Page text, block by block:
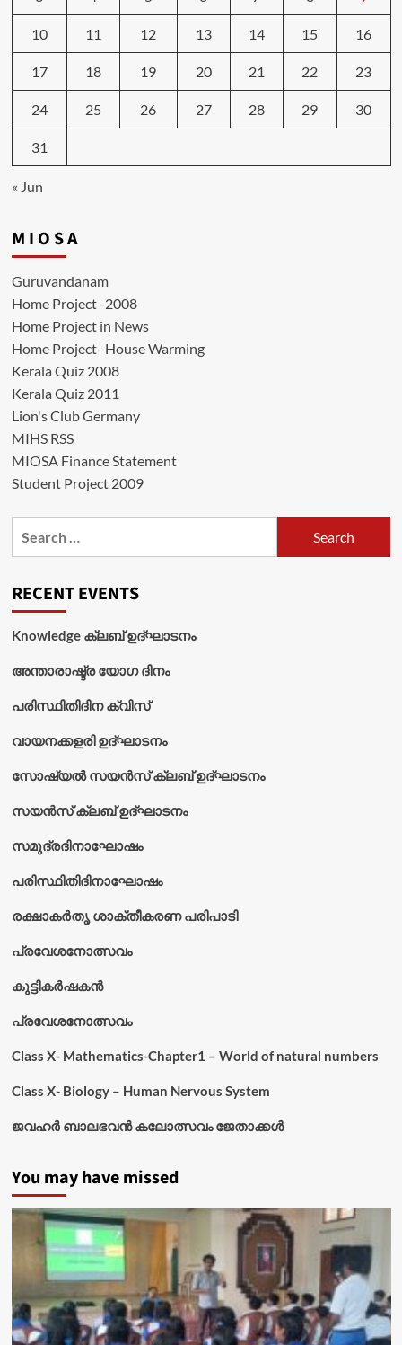
10 11 12 13 14 15 16
17 18 19 20 21 22 23
24 25 26 27 28 29 30
31
« Jun
M I O S A
Guruvandanam
Home Project -2008
Home Project in News
Home Project- House Warming
Kerala Quiz 2008
Kerala Quiz 2011
Lion's Club Germany
MIHS RSS
MIOSA Finance Statement
Student Project 2009
RECENT EVENTS
Knowledge ക്ലബ് ഉദ്‌ഘാടനം
അന്താരാഷ്ട്ര യോഗ ദിനം
പരിസ്ഥിതിദിന ക്വിസ്
വായനക്കളരി ഉദ്‌ഘാടനം
സോഷ്യൽ സയൻസ് ക്ലബ് ഉദ്‌ഘാടനം
സയൻസ് ക്ലബ് ഉദ്‌ഘാടനം
സമുദ്രദിനാഘോഷം
പരിസ്ഥിതിദിനാഘോഷം
രക്ഷാകർതൃ ശാക്തീകരണ പരിപാടി
പ്രവേശനോത്സവം
കുട്ടികര്‍ഷകന്‍
പ്രവേശനോത്സവം
Class X- Mathematics-Chapter1 – World of natural numbers
Class X- Biology – Human Nervous System
ജവഹർ ബാലഭവൻ കലോത്സവം ജേതാക്കൾ
You may have missed